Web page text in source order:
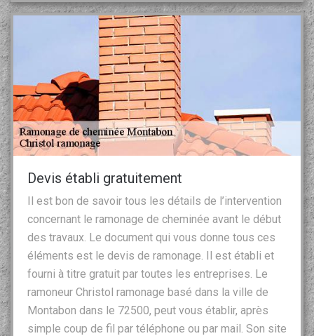
Devis établi gratuitement
Il est bon de savoir tous les détails de l’intervention
concernant le ramonage de cheminée avant le début
des travaux. Le document qui vous donne tous ces
éléments est le devis de ramonage. Il est établi et
fourni à titre gratuit par toutes les entreprises. Le
ramoneur Christol ramonage basé dans la ville de
Montabon dans le 72500, peut vous établir, après
simple coup de fil par téléphone ou par mail. Son site